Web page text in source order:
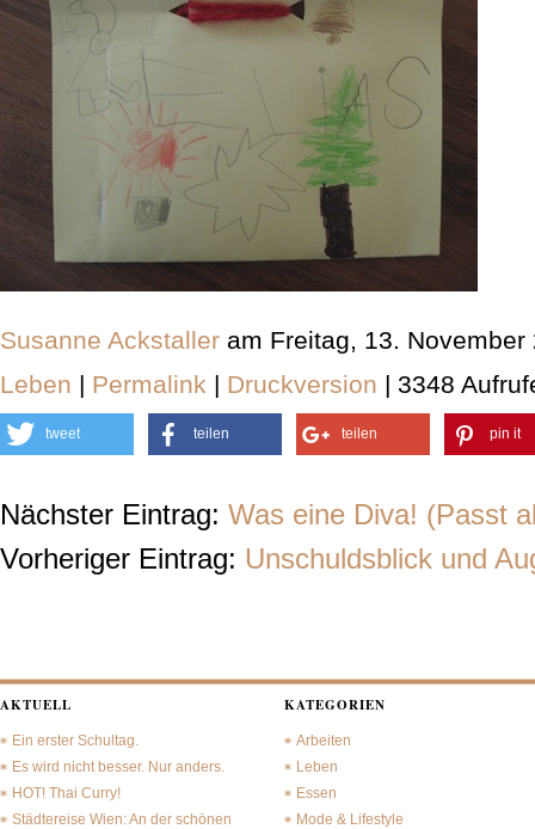
Susanne Ackstaller am Freitag, 13. November
Leben | Permalink | Druckversion | 3348
tweet teilen teilen pin it
Nächster Eintrag: Was eine Diva! (Passt
Vorheriger Eintrag: Unschuldsblick und
AKTUELL
Ein erster Schultag.
Es wird nicht besser. Nur anders.
HOT! Thai Curry!
Städtereise Wien: An der schönen
KATEGORIEN
Arbeiten
Leben
Essen
Mode & Lifestyle